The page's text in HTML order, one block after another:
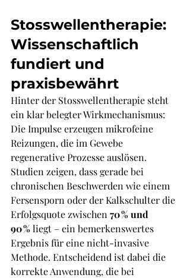
Stosswellentherapie:
Wissenschaftlich
fundiert und
praxisbewährt
Hinter der Stosswellentherapie steht
ein klar belegter Wirkmechanismus:
Die Impulse erzeugen mikrofeine
Reizungen, die im Gewebe
regenerative Prozesse auslösen.
Studien zeigen, dass gerade bei
chronischen Beschwerden wie einem
Fersensporn oder der Kalkschulter die
Erfolgsquote zwischen 70 % und
90 % liegt – ein bemerkenswertes
Ergebnis für eine nicht-invasive
Methode. Entscheidend ist dabei die
korrekte Anwendung, die bei